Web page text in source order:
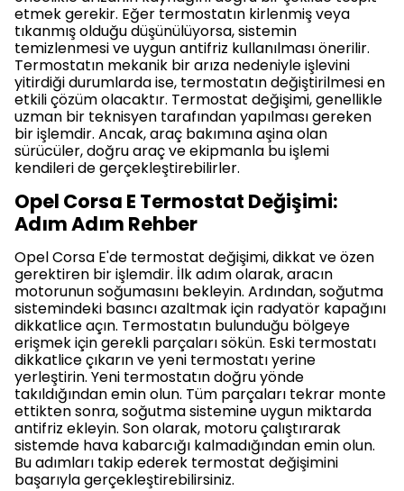
etmek gerekir. Eğer termostatın kirlenmiş veya
tıkanmış olduğu düşünülüyorsa, sistemin
temizlenmesi ve uygun antifriz kullanılması önerilir.
Termostatın mekanik bir arıza nedeniyle işlevini
yitirdiği durumlarda ise, termostatın değiştirilmesi en
etkili çözüm olacaktır. Termostat değişimi, genellikle
uzman bir teknisyen tarafından yapılması gereken
bir işlemdir. Ancak, araç bakımına aşina olan
sürücüler, doğru araç ve ekipmanla bu işlemi
kendileri de gerçekleştirebilirler.
Opel Corsa E Termostat Değişimi:
Adım Adım Rehber
Opel Corsa E'de termostat değişimi, dikkat ve özen
gerektiren bir işlemdir. İlk adım olarak, aracın
motorunun soğumasını bekleyin. Ardından, soğutma
sistemindeki basıncı azaltmak için radyatör kapağını
dikkatlice açın. Termostatın bulunduğu bölgeye
erişmek için gerekli parçaları sökün. Eski termostatı
dikkatlice çıkarın ve yeni termostatı yerine
yerleştirin. Yeni termostatın doğru yönde
takıldığından emin olun. Tüm parçaları tekrar monte
ettikten sonra, soğutma sistemine uygun miktarda
antifriz ekleyin. Son olarak, motoru çalıştırarak
sistemde hava kabarcığı kalmadığından emin olun.
Bu adımları takip ederek termostat değişimini
başarıyla gerçekleştirebilirsiniz.